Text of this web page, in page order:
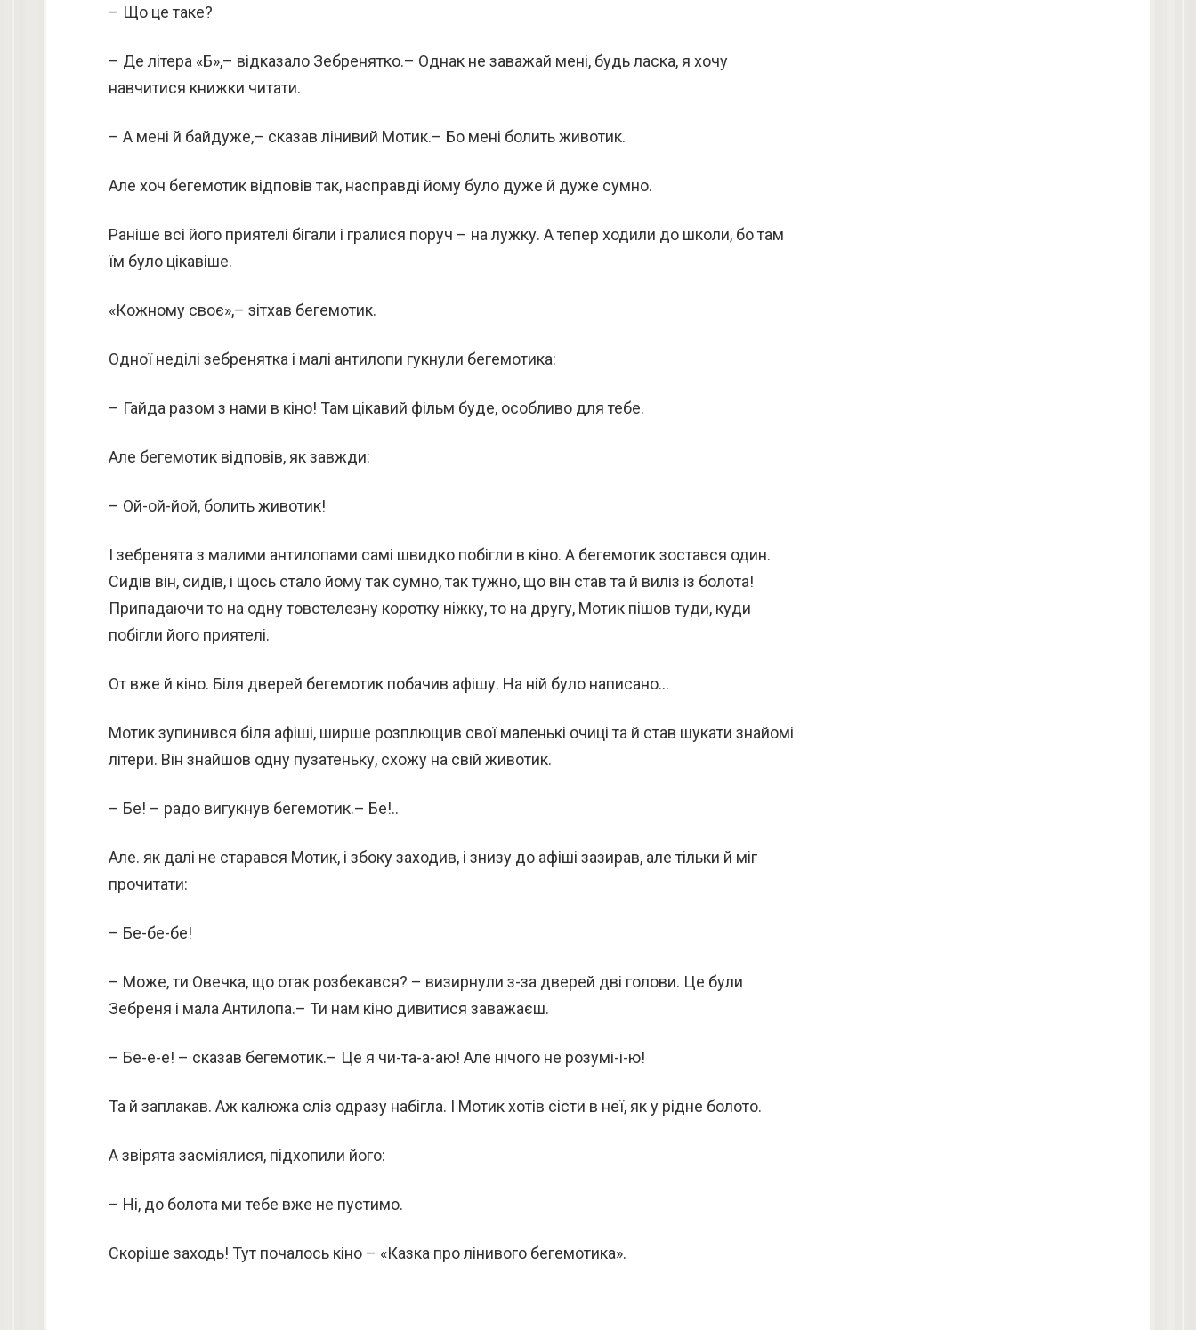
– Що це таке?
– Де літера «Б»,– відказало Зебренятко.– Однак не заважай мені, будь ласка, я хочу
навчитися книжки читати.
– А мені й байдуже,– сказав лінивий Мотик.– Бо мені болить животик.
Але хоч бегемотик відповів так, насправді йому було дуже й дуже сумно.
Раніше всі його приятелі бігали і гралися поруч – на лужку. А тепер ходили до школи, бо там
їм було цікавіше.
«Кожному своє»,– зітхав бегемотик.
Одної неділі зебренятка і малі антилопи гукнули бегемотика:
– Гайда разом з нами в кіно! Там цікавий фільм буде, особливо для тебе.
Але бегемотик відповів, як завжди:
– Ой-ой-йой, болить животик!
І зебренята з малими антилопами самі швидко побігли в кіно. А бегемотик зостався один.
Сидів він, сидів, і щось стало йому так сумно, так тужно, що він став та й виліз із болота!
Припадаючи то на одну товстелезну коротку ніжку, то на другу, Мотик пішов туди, куди
побігли його приятелі.
От вже й кіно. Біля дверей бегемотик побачив афішу. На ній було написано…
Мотик зупинився біля афіші, ширше розплющив свої маленькі очиці та й став шукати знайомі
літери. Він знайшов одну пузатеньку, схожу на свій животик.
– Бе! – радо вигукнув бегемотик.– Бе!..
Але. як далі не старався Мотик, і збоку заходив, і знизу до афіші зазирав, але тільки й міг
прочитати:
– Бе-бе-бе!
– Може, ти Овечка, що отак розбекався? – визирнули з-за дверей дві голови. Це були
Зебреня і мала Антилопа.– Ти нам кіно дивитися заважаєш.
– Бе-е-е! – сказав бегемотик.– Це я чи-та-а-аю! Але нічого не розумі-і-ю!
Та й заплакав. Аж калюжа сліз одразу набігла. І Мотик хотів сісти в неї, як у рідне болото.
А звірята засміялися, підхопили його:
– Ні, до болота ми тебе вже не пустимо.
Скоріше заходь! Тут почалось кіно – «Казка про лінивого бегемотика».